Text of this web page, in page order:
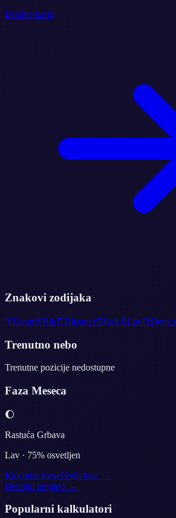
Izradite kartu
Znakovi zodijaka
♈Ovan♉Bik♊Blizanci♋Rak♌Lav♍Devica
Trenutno nebo
Trenutne pozicije nedostupne
Faza Meseca
🌔
Rastuća Grbava
Lav · 75% osvetljen
Kalendar mesečevih faza →
Detaljni pregled →
Popularni kalkulatori